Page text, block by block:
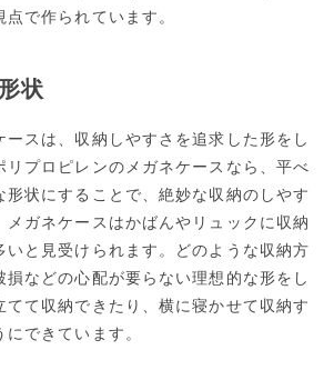
で作られています。
状
ースは、収納しやすさを追求した形をし
リプロピレンのメガネケースなら、平べ
形状にすることで、絶妙な収納のしやす
メガネケースはかばんやリュックに収納
いと見受けられます。どのような収納方
損などの心配が要らない理想的な形をし
てて収納できたり、横に寝かせて収納す
できています。